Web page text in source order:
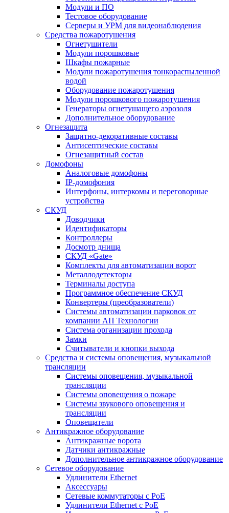
Модули и ПО
Тестовое оборудование
Серверы и УРМ для видеонаблюдения
Средства пожаротушения
Огнетушители
Модули порошковые
Шкафы пожарные
Модули пожаротушения тонкораспыленной
водой
Оборудование пожаротушения
Модули порошкового пожаротушения
Генераторы огнетушащего аэрозоля
Дополнительное оборудование
Огнезащита
Защитно-декоративные составы
Антисептические составы
Огнезащитный состав
Домофоны
Аналоговые домофоны
IP-домофония
Интерфоны, интеркомы и переговорные
устройства
СКУД
Доводчики
Идентификаторы
Контроллеры
Досмотр днища
СКУД «Gate»
Комплекты для автоматизации ворот
Металлодетекторы
Терминалы доступа
Программное обеспечение СКУД
Конвертеры (преобразователи)
Системы автоматизации парковок от
компании АП Технологии
Система организации прохода
Замки
Считыватели и кнопки выхода
Средства и системы оповещения, музыкальной
трансляции
Системы оповещения, музыкальной
трансляции
Системы оповещения о пожаре
Системы звукового оповещения и
трансляции
Оповещатели
Антикражное оборудование
Антикражные ворота
Датчики антикражные
Дополнительное антикражное оборудование
Сетевое оборудование
Удлинители Ethernet
Аксессуары
Сетевые коммутаторы с РоЕ
Удлинители Ethernet с PoE